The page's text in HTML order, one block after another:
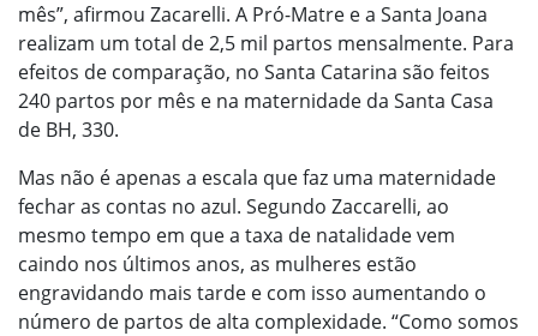
mês”, afirmou Zacarelli. A Pró-Matre e a Santa Joana
realizam um total de 2,5 mil partos mensalmente. Para
efeitos de comparação, no Santa Catarina são feitos
240 partos por mês e na maternidade da Santa Casa
de BH, 330.
Mas não é apenas a escala que faz uma maternidade
fechar as contas no azul. Segundo Zaccarelli, ao
mesmo tempo em que a taxa de natalidade vem
caindo nos últimos anos, as mulheres estão
engravidando mais tarde e com isso aumentando o
número de partos de alta complexidade. “Como somos